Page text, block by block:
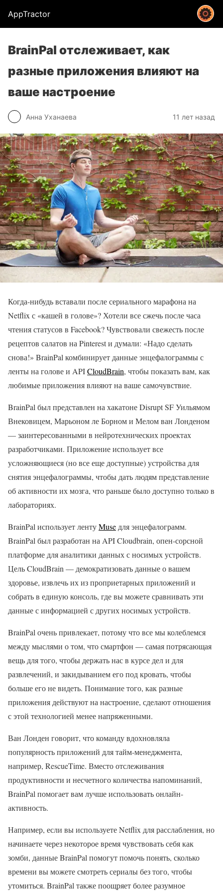
AppTractor
BrainPal отслеживает, как
разные приложения влияют на
ваше настроение
Анна Уханаева 11 лет назад
Когда-нибудь вставали после сериального марафона на
Netflix с «кашей в голове»? Хотели все сжечь после часа
чтения статусов в Facebook? Чувствовали свежесть после
рецептов салатов на Pinterest и думали: «Надо сделать
снова!» BrainPal комбинирует данные энцефалограммы с
ленты на голове и APICloudBrain, чтобы показать вам, как
любимые приложения влияют на ваше самочувствие.
BrainPal был представлен на хакатоне Disrupt SF Уильямом
Внековицем, Марьоном ле Борном и Мелом ван Лонденом
— заинтересованными в нейротехнических проектах
разработчиками. Приложение использует все
усложняющиеся (но все еще доступные) устройства для
снятия энцефалограммы, чтобы дать людям представление
об активности их мозга, что раньше было доступно только в
лабораториях.
BrainPal использует лентуMuse для энцефалограмм.
BrainPal был разработан на API Cloudbrain, опен-сорсной
платформе для аналитики данных с носимых устройств.
Цель CloudBrain — демократизовать данные о вашем
здоровье, извлечь их из проприетарных приложений и
собрать в единую консоль, где вы можете сравнивать эти
данные с информацией с других носимых устройств.
BrainPal очень привлекает, потому что все мы колеблемся
между мыслями о том, что смартфон — самая потрясающая
вещь для того, чтобы держать нас в курсе дел и для
развлечений, и закидыванием его под кровать, чтобы
больше его не видеть. Понимание того, как разные
приложения действуют на настроение, сделают отношения
с этой технологией менее напряженными.
Ван Лонден говорит, что команду вдохновляла
популярность приложений для тайм-менеджмента,
например, RescueTime. Вместо отслеживания
продуктивности и несчетного количества напоминаний,
BrainPal помогает вам лучше использовать онлайн-
активность.
Например, если вы используете Netflix для расслабления, но
начинаете через некоторое время чувствовать себя как
зомби, данные BrainPal помогут помочь понять, сколько
времени вы можете смотреть сериалы без того, чтобы
утомиться. BrainPal также поощряет более разумное